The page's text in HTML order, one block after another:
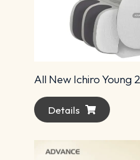
All New Ichiro Young
Details